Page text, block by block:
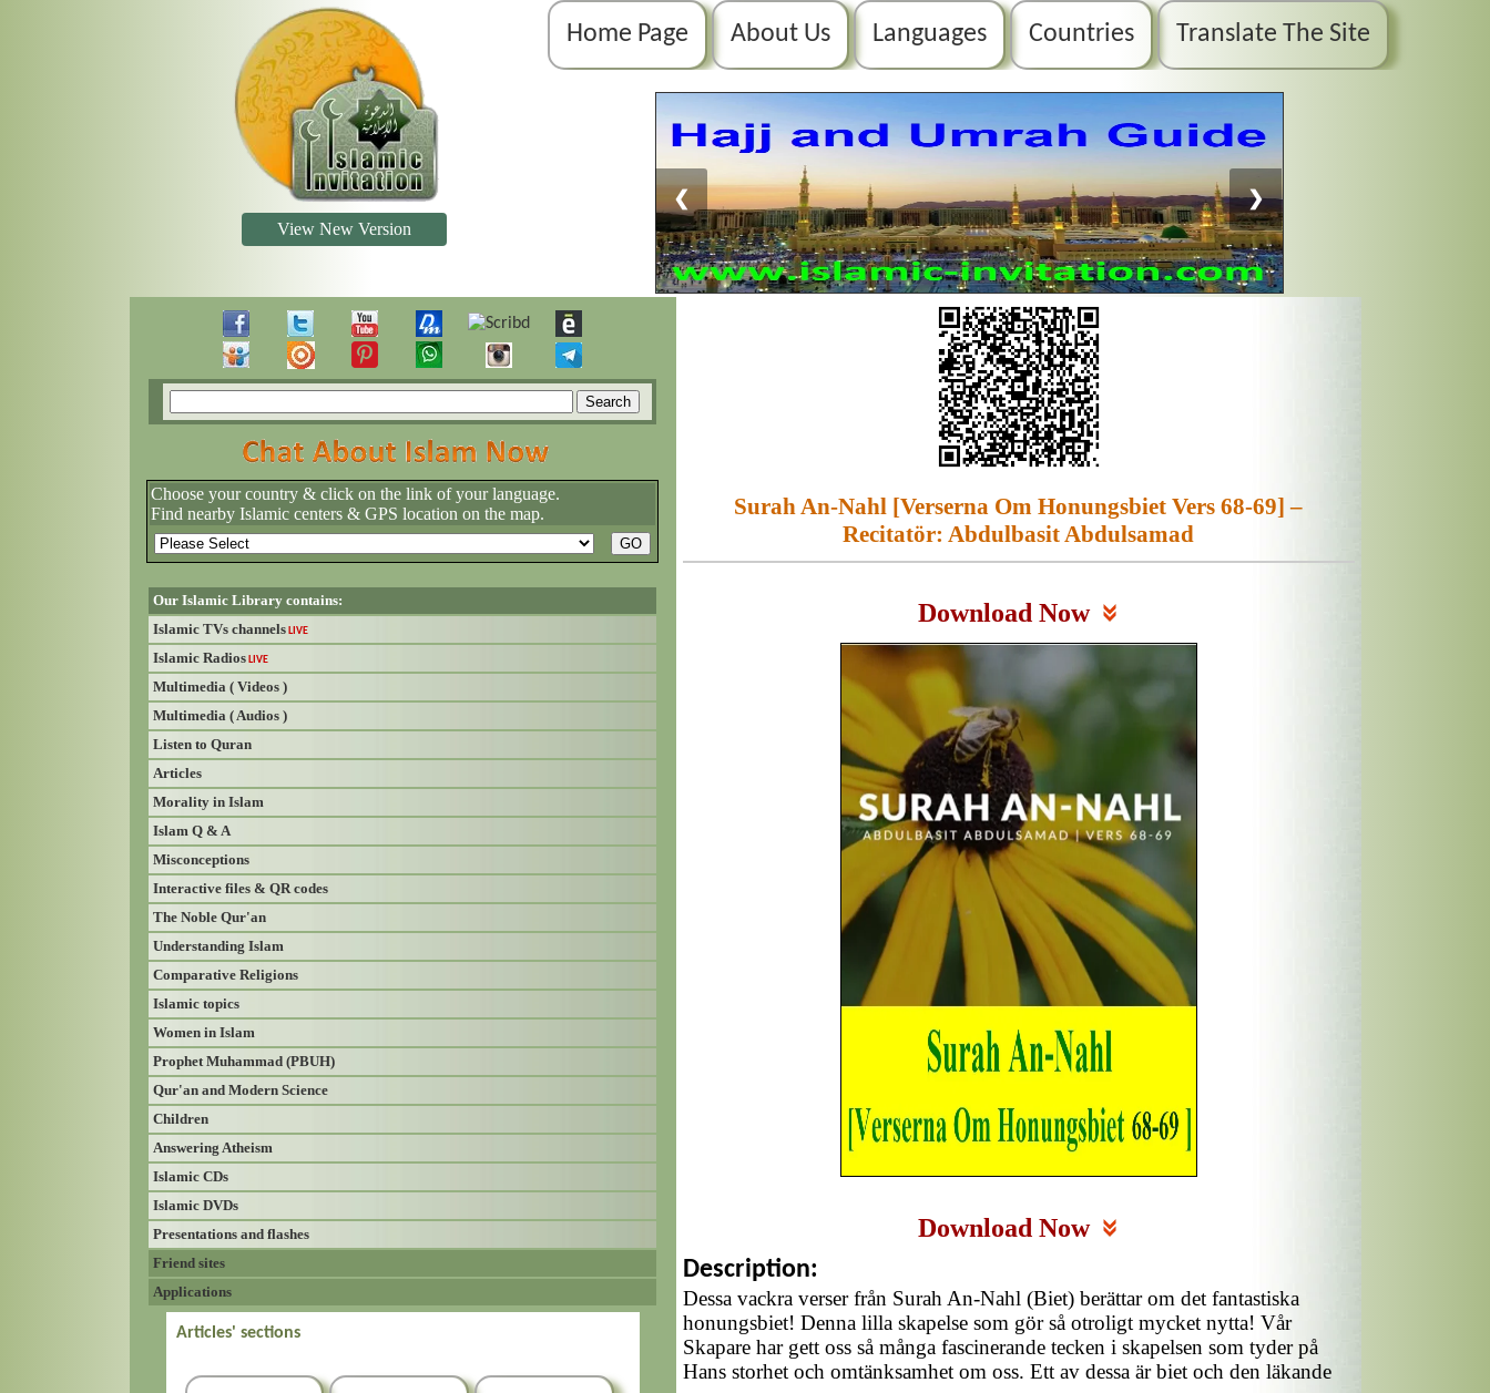
Home Page About Us Languages Countries Translate The Site
❮ ❯
View New Version
Choose your country & click on the link of your language.
Find nearby Islamic centers & GPS location on the map.
Our Islamic Library contains:
Islamic TVs channels LIVE
Islamic Radios LIVE
Multimedia ( Videos )
Multimedia ( Audios )
Listen to Quran
Articles
Morality in Islam
Islam Q & A
Misconceptions
Interactive files & QR codes
The Noble Qur'an
Understanding Islam
Comparative Religions
Islamic topics
Women in Islam
Prophet Muhammad (PBUH)
Qur'an and Modern Science
Children
Answering Atheism
Islamic CDs
Islamic DVDs
Presentations and flashes
Friend sites
Applications
Articles' sections
Surah An-Nahl [Verserna Om Honungsbiet Vers 68-69] –
Recitatör: Abdulbasit Abdulsamad
Download Now
Download Now
Description:
Dessa vackra verser från Surah An-Nahl (Biet) berättar om det fantastiska
honungsbiet! Denna lilla skapelse som gör så otroligt mycket nytta! Vår
Skapare har gett oss så många fascinerande tecken i skapelsen som tyder på
Hans storhet och omtänksamhet om oss. Ett av dessa är biet och den läkande